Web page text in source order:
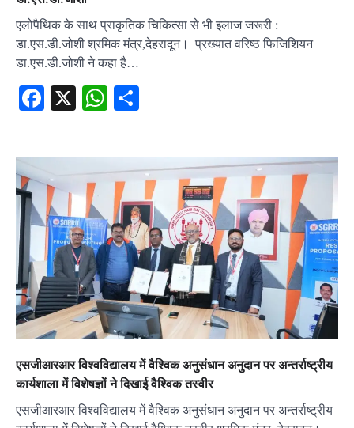
एलोपैथिक के साथ प्राकृतिक चिकित्सा से भी इलाज जरूरी :
डा.एस.डी.जोशी श्रमिक मंत्र,देहरादून। प्रख्यात वरिष्ठ फिजिशियन
डा.एस.डी.जोशी ने कहा है…
Facebook
X WhatsApp
एसजीआरआर विश्वविद्यालय में वैश्विक अनुसंधान अनुदान पर अन्तर्राष्ट्रीय
कार्यशाला में विशेषज्ञों ने दिखाई वैश्विक तस्वीर
एसजीआरआर विश्वविद्यालय में वैश्विक अनुसंधान अनुदान पर अन्तर्राष्ट्रीय